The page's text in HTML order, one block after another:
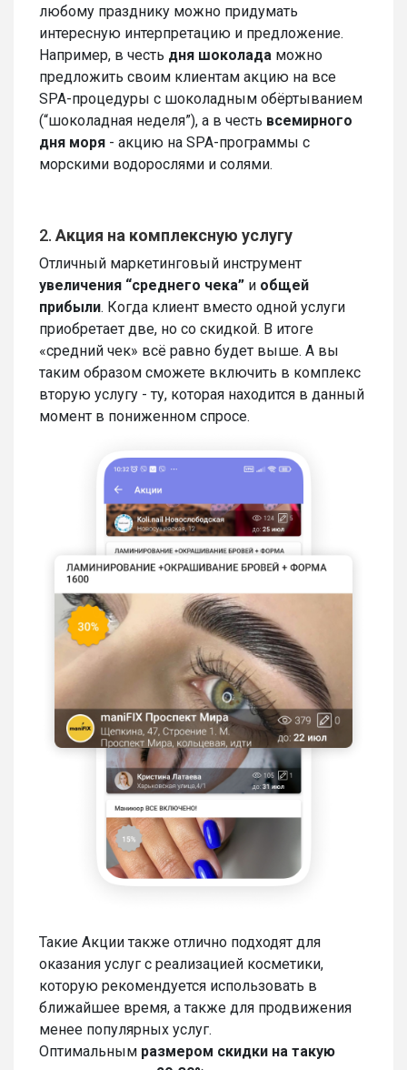
любому празднику можно придумать
интересную интерпретацию и предложение.
Например, в честь дня шоколада можно
предложить своим клиентам акцию на все
SPA-процедуры с шоколадным обёртыванием
(“шоколадная неделя”), а в честь всемирного
дня моря - акцию на SPA-программы с
морскими водорослями и солями.
2. Акция на комплексную услугу
Отличный маркетинговый инструмент
увеличения “среднего чека” и общей
прибыли. Когда клиент вместо одной услуги
приобретает две, но со скидкой. В итоге
«средний чек» всё равно будет выше. А вы
таким образом сможете включить в комплекс
вторую услугу - ту, которая находится в данный
момент в пониженном спросе.
Такие Акции также отлично подходят для
оказания услуг с реализацией косметики,
которую рекомендуется использовать в
ближайшее время, а также для продвижения
менее популярных услуг.
Оптимальным размером скидки на такую